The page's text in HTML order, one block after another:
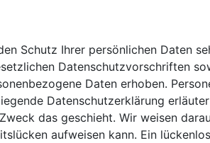
Schutz Ihrer persönlichen Daten
Datenschutzvorschriften
Daten erhoben.
Datenschutzerklärung
das geschieht. Wir weisen
aufweisen kann. Ein